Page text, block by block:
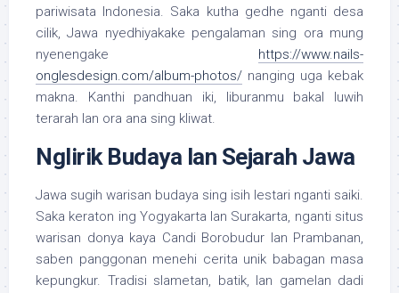
pariwisata Indonesia. Saka kutha gedhe nganti desa
cilik, Jawa nyedhiyakake pengalaman sing ora mung
nyenengake https://www.nails-
onglesdesign.com/album-photos/ nanging uga kebak
makna. Kanthi pandhuan iki, liburanmu bakal luwih
terarah lan ora ana sing kliwat.
Nglirik Budaya lan Sejarah Jawa
Jawa sugih warisan budaya sing isih lestari nganti saiki.
Saka keraton ing Yogyakarta lan Surakarta, nganti situs
warisan donya kaya Candi Borobudur lan Prambanan,
saben panggonan menehi cerita unik babagan masa
kepungkur. Tradisi slametan, batik, lan gamelan dadi